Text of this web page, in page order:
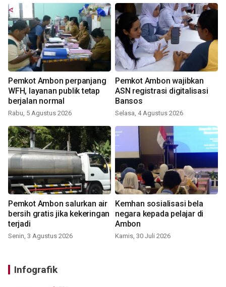
Pemkot Ambon perpanjang
WFH, layanan publik tetap
berjalan normal
Rabu, 5 Agustus 2026
Pemkot Ambon wajibkan
ASN registrasi digitalisasi
Bansos
Selasa, 4 Agustus 2026
Pemkot Ambon salurkan air
bersih gratis jika kekeringan
terjadi
Senin, 3 Agustus 2026
Kemhan sosialisasi bela
negara kepada pelajar di
Ambon
Kamis, 30 Juli 2026
Infografik